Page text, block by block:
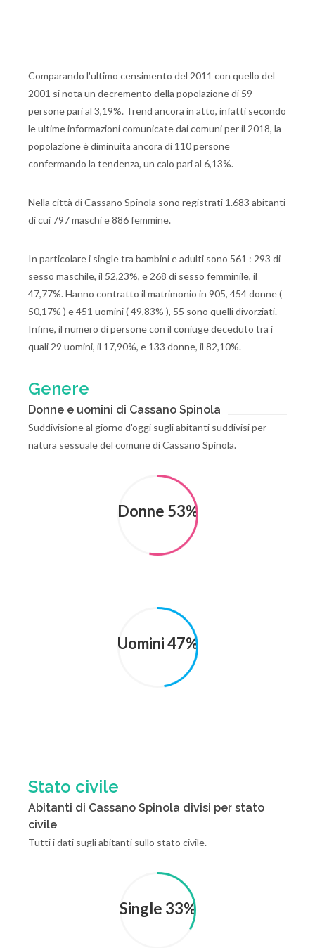
Comparando l'ultimo censimento del 2011 con quello del
2001 si nota un decremento della popolazione di 59
persone pari al 3,19%. Trend ancora in atto, infatti secondo
le ultime informazioni comunicate dai comuni per il 2018, la
popolazione è diminuita ancora di 110 persone
confermando la tendenza, un calo pari al 6,13%.
Nella città di Cassano Spinola sono registrati 1.683 abitanti
di cui 797 maschi e 886 femmine.
In particolare i single tra bambini e adulti sono 561 : 293 di
sesso maschile, il 52,23%, e 268 di sesso femminile, il
47,77%. Hanno contratto il matrimonio in 905, 454 donne (
50,17% ) e 451 uomini ( 49,83% ), 55 sono quelli divorziati.
Infine, il numero di persone con il coniuge deceduto tra i
quali 29 uomini, il 17,90%, e 133 donne, il 82,10%.
Genere
Donne e uomini di Cassano Spinola
Suddivisione al giorno d'oggi sugli abitanti suddivisi per
natura sessuale del comune di Cassano Spinola.
Donne 53%
Uomini 47%
Stato civile
Abitanti di Cassano Spinola divisi per stato
civile
Tutti i dati sugli abitanti sullo stato civile.
Single 33%